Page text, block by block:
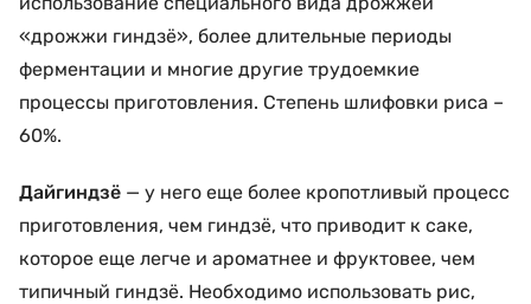
«дрожжи гиндзё», более длительные периоды
ферментации и многие другие трудоемкие
процессы приготовления. Степень шлифовки риса –
60%.
Дайгиндзё — у него еще более кропотливый процесс
приготовления, чем гиндзё, что приводит к саке,
которое еще легче и ароматнее и фруктовее, чем
типичный гиндзё. Необходимо использовать рис,